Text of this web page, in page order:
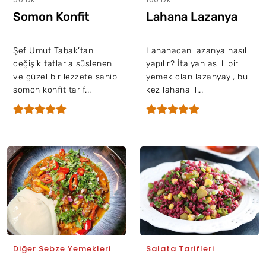
Somon Konfit
Şef Umut Tabak’tan
değişik tatlarla süslenen
ve güzel bir lezzete sahip
somon konfit tarif...
Lahana Lazanya
Lahanadan lazanya nasıl
yapılır? İtalyan asıllı bir
yemek olan lazanyayı, bu
kez lahana il...
Diğer Sebze Yemekleri
Salata Tarifleri